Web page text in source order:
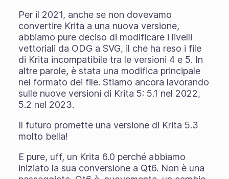
Per il 2021, anche se non dovevamo
convertire Krita a una nuova versione,
abbiamo pure deciso di modificare i livelli
vettoriali da ODG a SVG, il che ha reso i file
di Krita incompatibile tra le versioni 4 e 5. In
altre parole, è stata una modifica principale
nel formato dei file. Stiamo ancora lavorando
sulle nuove versioni di Krita 5: 5.1 nel 2022,
5.2 nel 2023.
Il futuro promette una versione di Krita 5.3
molto bella!
E pure, uff, un Krita 6.0 perché abbiamo
iniziato la sua conversione a Qt6. Non è una